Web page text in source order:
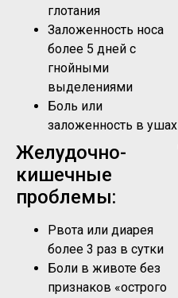
глотания
Заложенность носа
более 5 дней с
гнойными
выделениями
Боль или
заложенность в ушах
Желудочно-
кишечные
проблемы:
Рвота или диарея
более 3 раз в сутки
Боли в животе без
признаков «острого